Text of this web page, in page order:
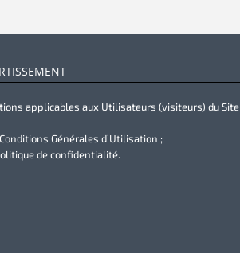
applicables aux Utilisateurs (visiteurs) du Site
Générales d’Utilisation ;
de confidentialité.